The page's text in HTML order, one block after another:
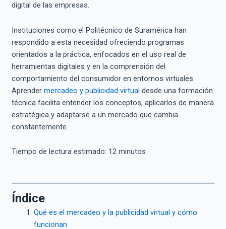
digital de las empresas.
Instituciones como el Politécnico de Suramérica han
respondido a esta necesidad ofreciendo programas
orientados a la práctica, enfocados en el uso real de
herramientas digitales y en la comprensión del
comportamiento del consumidor en entornos virtuales.
Aprender mercadeo y publicidad virtual desde una formación
técnica facilita entender los conceptos, aplicarlos de manera
estratégica y adaptarse a un mercado que cambia
constantemente.
Tiempo de lectura estimado: 12minutos
Índice
Qué es el mercadeo y la publicidad virtual y cómo
funcionan